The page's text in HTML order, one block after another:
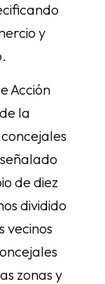
y
Acción
la
de diez
dividido
vecinos
zonas y